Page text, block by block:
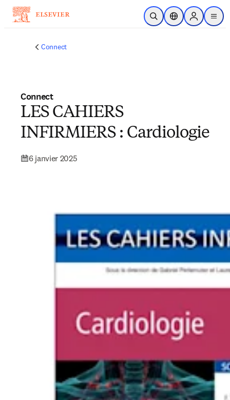
Passer au contenu principal
Ouvrir la recherche
Sélecteur de
Sign in to
menu
Connect
Connect
LES CAHIERS
INFIRMIERS : Cardiologie
6 janvier 2025